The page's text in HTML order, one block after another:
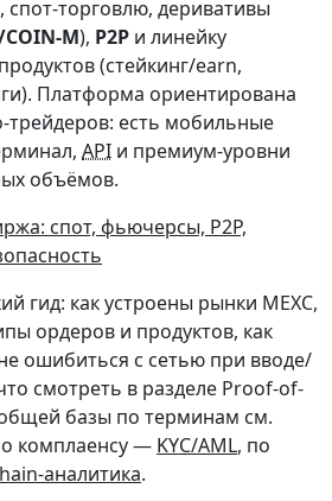
, спот-торговлю, деривативы
COIN-M), P2P и линейку
(стейкинг/earn,
Платформа ориентирована
трейдеров: есть мобильные
API и премиум-уровни
объёмов.
гид: как устроены рынки MEXC,
ордеров и продуктов, как
ошибиться с сетью при вводе/
смотреть в разделе Proof-of-
общей базы по терминам см.
комплаенсу — KYC/AML, по
аналитика.